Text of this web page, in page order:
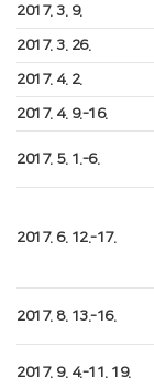
2017. 3. 9.
2017. 3. 26.
2017. 4. 2.
2017. 4. 9.-16.
2017. 5. 1.-6.
2017. 6. 12.-17.
2017. 8. 13.-16.
2017. 9. 4.-11. 19.